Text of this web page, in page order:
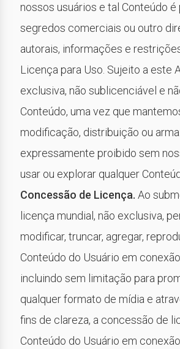
nossos usuários e tal Conteúdo
segredos comerciais ou outro
autorais, informações e
Licença para Uso. Sujeito a este
exclusiva, não sublicenciável e
Conteúdo, uma vez que
modificação, distribuição ou
expressamente proibido sem
usar ou explorar qualquer
Concessão de Licença. Ao
licença mundial, não exclusiva,
modificar, truncar, agregar,
Conteúdo do Usuário em
incluindo sem limitação para
qualquer formato de mídia e
fins de clareza, a concessão de
Conteúdo do Usuário em